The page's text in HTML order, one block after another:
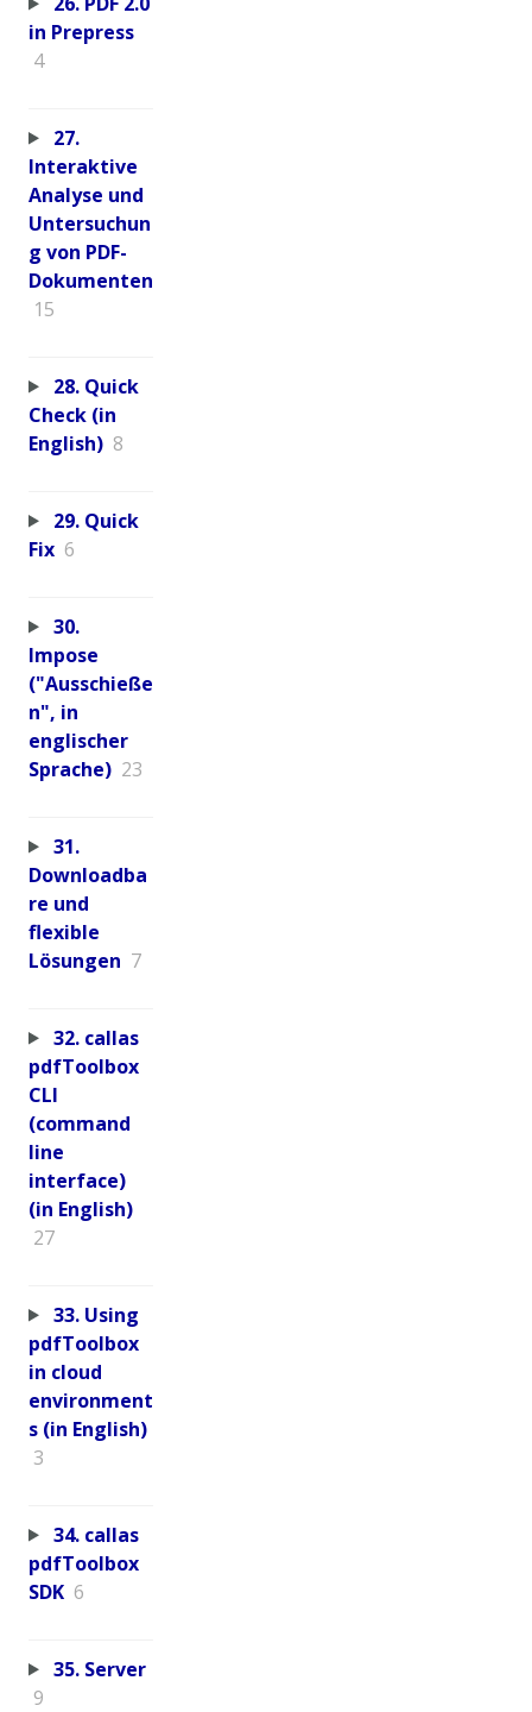
in Prepress
4
27.
Interaktive
Analyse und
Untersuchun
g von PDF-
Dokumenten
15
28. Quick
Check (in
English) 8
29. Quick
Fix 6
30.
Impose
("Ausschieße
n", in
englischer
Sprache) 23
31.
Downloadba
re und
flexible
Lösungen 7
32. callas
pdfToolbox
CLI
(command
line
interface)
(in English)
27
33. Using
pdfToolbox
in cloud
environment
s (in English)
3
34. callas
pdfToolbox
SDK 6
35. Server
9